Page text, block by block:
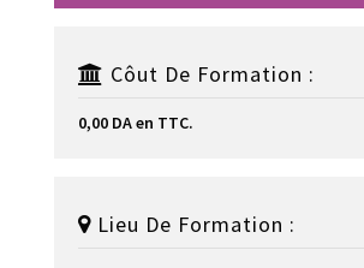
Côut De Formation :
0,00 DA en TTC.
Lieu De Formation :